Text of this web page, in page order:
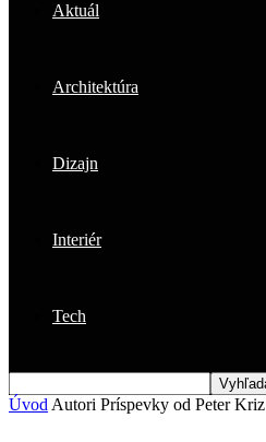
Aktuál
Architektúra
Dizajn
Interiér
Tech
Úvod Autori Príspevky od Peter Kriz